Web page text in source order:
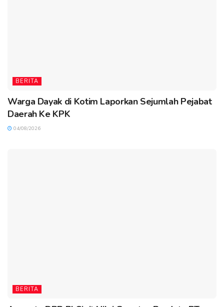
BERITA
Warga Dayak di Kotim Laporkan Sejumlah Pejabat
Daerah Ke KPK
04/08/2026
BERITA